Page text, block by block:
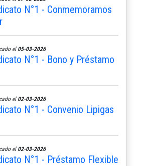
N°1 - Conmemoramos
el 05-03-2026
N°1 - Bono y Préstamo
el 02-03-2026
N°1 - Convenio Lipigas
el 02-03-2026
N°1 - Préstamo Flexible